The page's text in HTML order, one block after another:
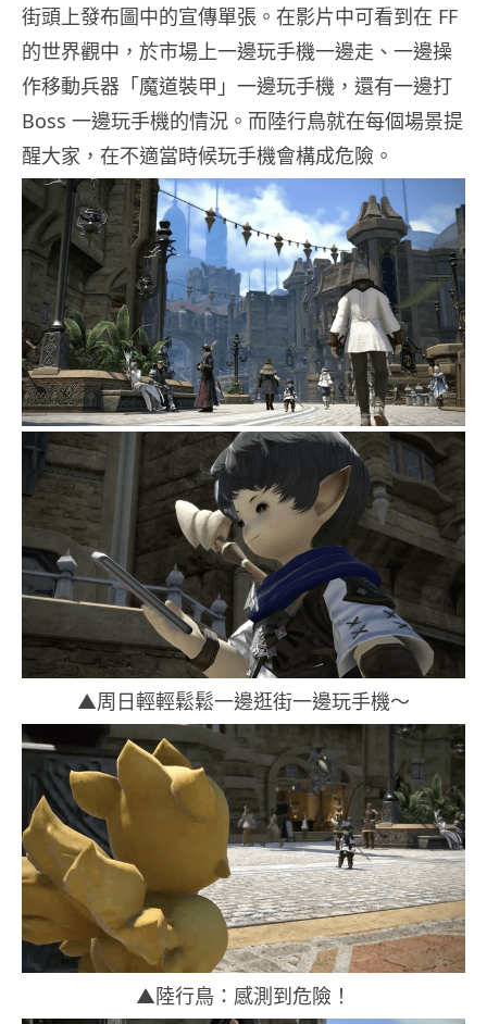
街頭上發布圖中的宣傳單張。在影片中可看到在 FF
的世界觀中，於市場上一邊玩手機一邊走、一邊操
作移動兵器「魔道裝甲」一邊玩手機，還有一邊打
Boss 一邊玩手機的情況。而陸行鳥就在每個場景提
醒大家，在不適當時候玩手機會構成危險。
▲周日輕輕鬆鬆一邊逛街一邊玩手機～
▲陸行鳥：感測到危險！